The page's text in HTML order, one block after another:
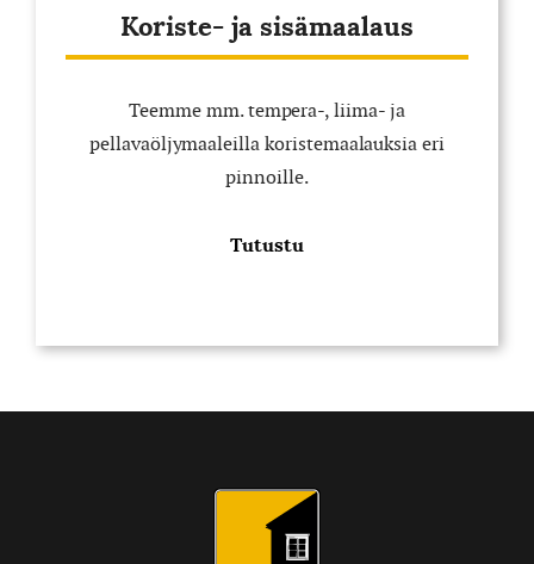
Koriste- ja sisämaalaus
Teemme mm. tempera-, liima- ja
pellavaöljymaaleilla koristemaalauksia eri
pinnoille.
Tutustu